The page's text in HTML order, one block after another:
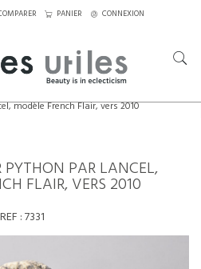
PANIER CONNEXION
modèle French Flair, vers 2010
PYTHON PAR LANCEL,
FLAIR, VERS 2010
REF :7331